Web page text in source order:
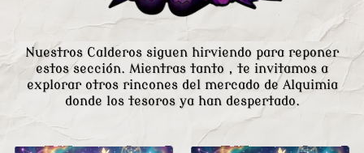
Nuestros Calderos siguen hirviendo para reponer
estos sección. Mientras tanto , te invitamos a
explorar otros rincones del mercado de Alquimia
donde los tesoros ya han despertado.